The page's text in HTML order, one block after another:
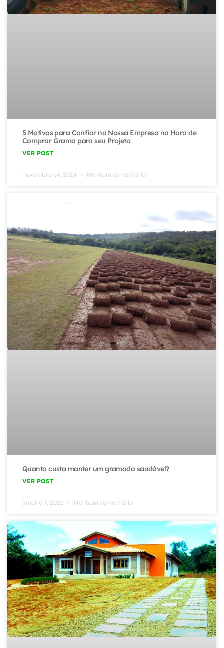
5 Motivos para Confiar na Nossa Empresa na Hora de
Comprar Grama para seu Projeto
VER POST
novembro 14, 2024 Nenhum comentário
Quanto custa manter um gramado saudável?
VER POST
janeiro 7, 2025 Nenhum comentário